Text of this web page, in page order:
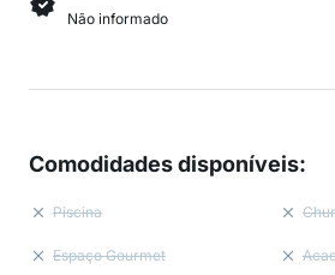
Não informado
Comodidades disponíveis:
Piscina
Espaço Gourmet